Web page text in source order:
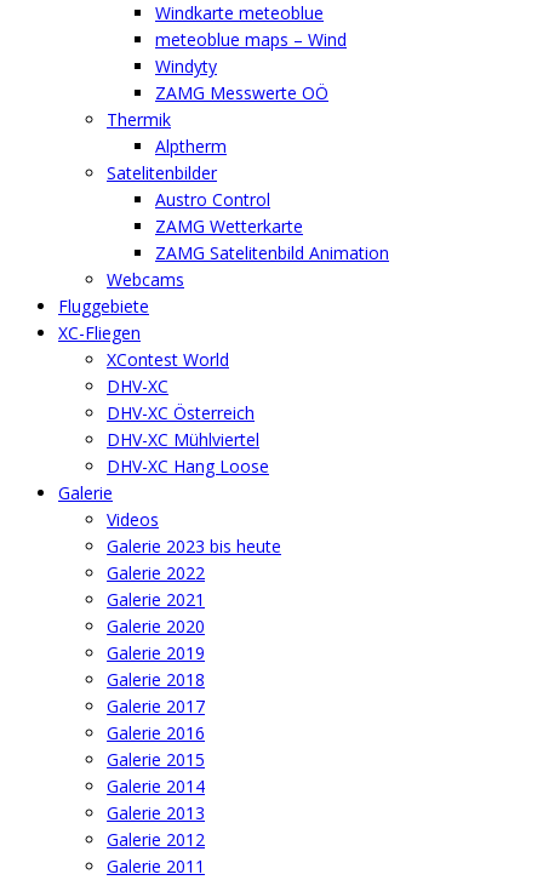
Windkarte meteoblue
meteoblue maps – Wind
Windyty
ZAMG Messwerte OÖ
Thermik
Alptherm
Satelitenbilder
Austro Control
ZAMG Wetterkarte
ZAMG Satelitenbild Animation
Webcams
Fluggebiete
XC-Fliegen
XContest World
DHV-XC
DHV-XC Österreich
DHV-XC Mühlviertel
DHV-XC Hang Loose
Galerie
Videos
Galerie 2023 bis heute
Galerie 2022
Galerie 2021
Galerie 2020
Galerie 2019
Galerie 2018
Galerie 2017
Galerie 2016
Galerie 2015
Galerie 2014
Galerie 2013
Galerie 2012
Galerie 2011